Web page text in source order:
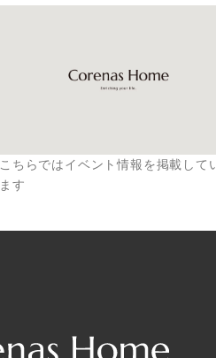
こちらではイベント情報を掲載して
ます